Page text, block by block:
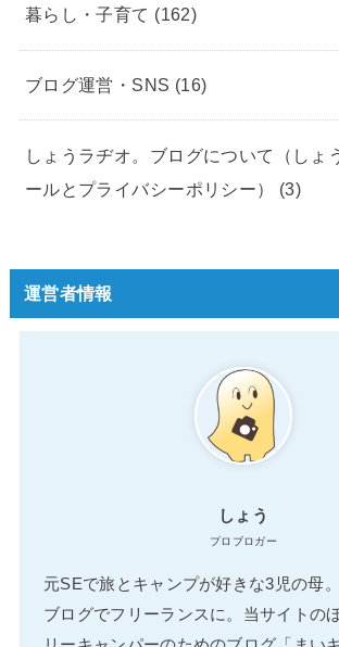
暮らし・子育て (162)
ブログ運営・SNS (16)
しょうラヂオ。ブログについて（しょ
ールとプライバシーポリシー） (3)
運営者情報
しょう
プロブロガー
元SEで旅とキャンプが好きな3児の母
ブログでフリーランスに。当サイトの